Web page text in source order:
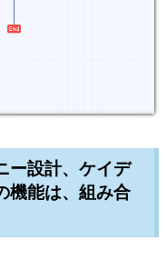
ー設計、ケイデ
機能は、組み合